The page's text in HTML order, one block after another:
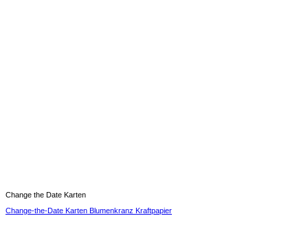
Change the Date Karten
Change-the-Date Karten Blumenkranz Kraftpapier